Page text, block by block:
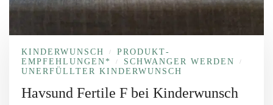
KINDERWUNSCH /
PRODUKT­
EMPFEHLUNGEN*
/ SCHWANGER WERDEN /
UNERFÜLLTER KINDERWUNSCH
Havsund Fertile F bei Kinderwunsch